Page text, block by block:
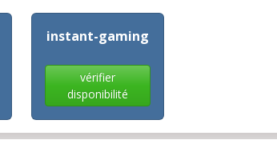
instant-gaming
vérifier
disponibilité